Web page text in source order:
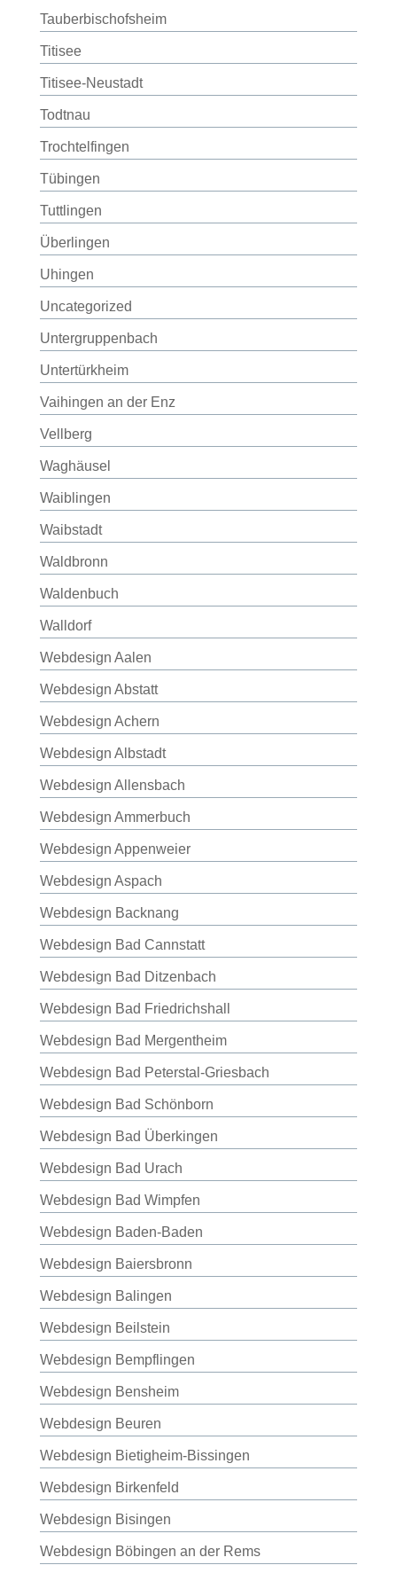
Tauberbischofsheim
Titisee
Titisee-Neustadt
Todtnau
Trochtelfingen
Tübingen
Tuttlingen
Überlingen
Uhingen
Uncategorized
Untergruppenbach
Untertürkheim
Vaihingen an der Enz
Vellberg
Waghäusel
Waiblingen
Waibstadt
Waldbronn
Waldenbuch
Walldorf
Webdesign Aalen
Webdesign Abstatt
Webdesign Achern
Webdesign Albstadt
Webdesign Allensbach
Webdesign Ammerbuch
Webdesign Appenweier
Webdesign Aspach
Webdesign Backnang
Webdesign Bad Cannstatt
Webdesign Bad Ditzenbach
Webdesign Bad Friedrichshall
Webdesign Bad Mergentheim
Webdesign Bad Peterstal-Griesbach
Webdesign Bad Schönborn
Webdesign Bad Überkingen
Webdesign Bad Urach
Webdesign Bad Wimpfen
Webdesign Baden-Baden
Webdesign Baiersbronn
Webdesign Balingen
Webdesign Beilstein
Webdesign Bempflingen
Webdesign Bensheim
Webdesign Beuren
Webdesign Bietigheim-Bissingen
Webdesign Birkenfeld
Webdesign Bisingen
Webdesign Böbingen an der Rems